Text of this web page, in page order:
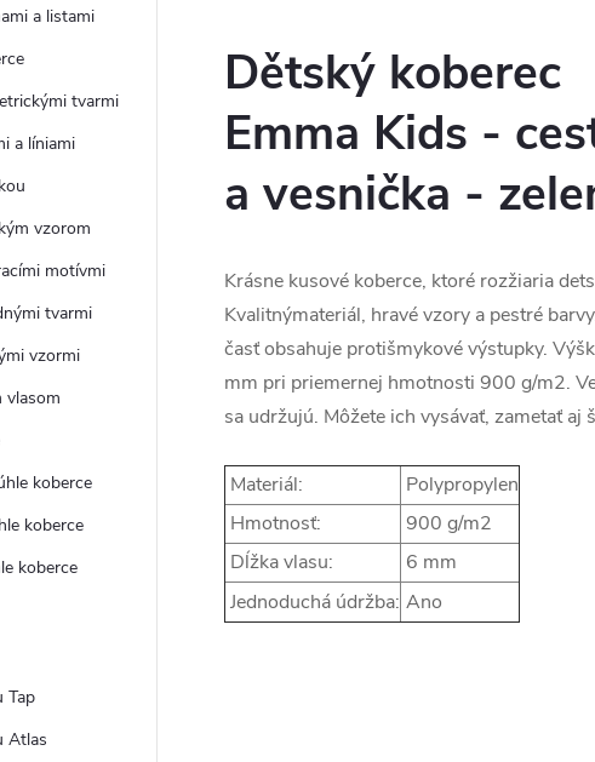
a listami
tvarmi
a líniami
vzorom
motívmi
tvarmi
vzormi
vlasom
koberce
koberce
koberce
Tap
Atlas
Dětský koberec
Emma Kids -
a vesnička -
Krásne kusové koberce, ktoré rozžiaria
Kvalitnýmateriál, hravé vzory a pestré
časť obsahuje protišmykové výstupky.
mm pri priemernej hmotnosti 900 g/m2.
sa udržujú. Môžete ich vysávať, zametať aj
Materiál:
Polypropylen
Hmotnosť:
900 g/m2
Dĺžka vlasu:
6 mm
Jednoduchá údržba: Ano